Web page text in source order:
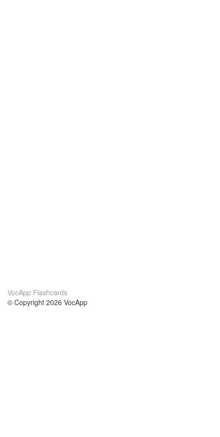
VocApp Flashcards
© Copyright 2026 VocApp